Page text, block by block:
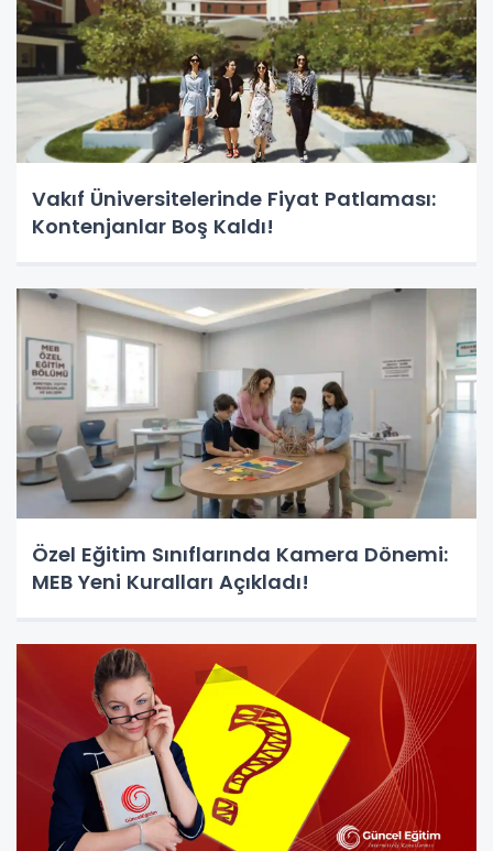
Vakıf Üniversitelerinde Fiyat Patlaması:
Kontenjanlar Boş Kaldı!
Özel Eğitim Sınıflarında Kamera Dönemi:
MEB Yeni Kuralları Açıkladı!